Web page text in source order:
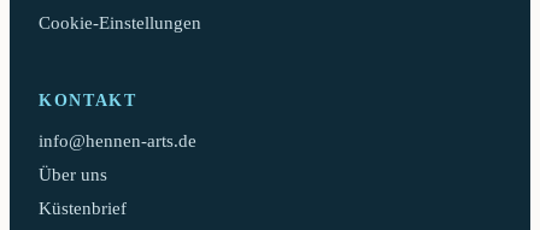
Cookie-Einstellungen
KONTAKT
info@hennen-arts.de
Über uns
Küstenbrief